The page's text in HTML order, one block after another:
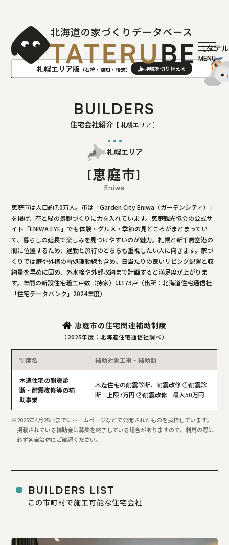
北海道の家づくりデータベース
［タテ
札幌エリア版 （石狩・空知・後志）
札幌(石狩･空知･後志)版
旭川(上川･留萌･宗谷)版
帯広(十勝)版
釧路(釧路･根室)版
BUILDERS
住宅会社紹介 ［ 札幌エリア ］
札幌エリア
恵庭市
Eniwa
恵庭市は人口約7.0万人。市は「Garden City Eniwa（ガーデンシティ）」
を掲げ、花と緑の景観づくりに力を入れています。恵庭観光協会の公式サ
イト「ENIWA EYE」でも体験・グルメ・季節の見どころがまとまってい
て、暮らしの延長で楽しみを見つけやすいのが魅力。札幌と新千歳空港の
間に位置するため、通勤と旅行のどちらも重視したい人に向きます。家づ
くりでは庭や外構の雪処理動線も含め、日当たりの良いリビング配置と収
納量を早めに固め、外水栓や外部収納まで計画すると満足度が上がりま
す。年間の新設住宅着工戸数（持家）は173戸（出所：北海道住宅通信社
「住宅データバンク」2024年度）
恵庭市の住宅関連補助制度
（2025年度：北海道住宅通信社調べ）
制度名 補助対象工事・補助額
木造住宅の耐震診
断・耐震改修等の補
助事業
木造住宅の耐震診断、耐震改修 ①耐震診
断…上限7万円 ②耐震改修…最大50万円
2025年4月25日までにホームページなどで公開されたものを抜粋しています。
掲載されている補助金は募集を終了している場合がありますので、利用の際は
必ず各自治体にご確認ください。
BUILDERS LIST
この市町村で施工可能な住宅会社